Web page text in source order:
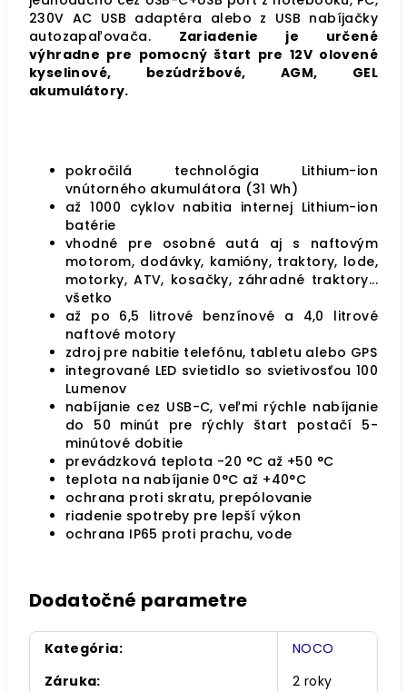
230V AC USB adaptéra alebo z USB nabíjačky
autozapaľovača. Zariadenie je určené
výhradne pre pomocný štart pre 12V olovené
kyselinové, bezúdržbové, AGM, GEL
akumulátory.
pokročilá technológia Lithium-ion
vnútorného akumulátora (31 Wh)
až 1000 cyklov nabitia internej Lithium-ion
batérie
vhodné pre osobné autá aj s naftovým
motorom, dodávky, kamióny, traktory, lode,
motorky, ATV, kosačky, záhradné traktory...
všetko
až po 6,5 litrové benzínové a 4,0 litrové
naftové motory
zdroj pre nabitie telefónu, tabletu alebo GPS
integrované LED svietidlo so svietivosťou 100
Lumenov
nabíjanie cez USB-C, veľmi rýchle nabíjanie
do 50 minút pre rýchly štart postačí 5-
minútové dobitie
prevádzková teplota -20 °C až +50 °C
teplota na nabíjanie 0°C až +40°C
ochrana proti skratu, prepólovanie
riadenie spotreby pre lepší výkon
ochrana IP65 proti prachu, vode
Dodatočné parametre
Kategória:
NOCO
Záruka:
2 roky